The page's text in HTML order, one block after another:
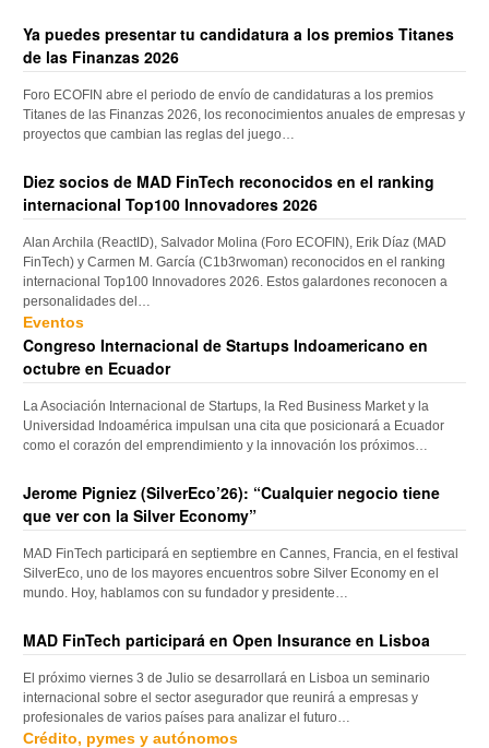
Ya puedes presentar tu candidatura a los premios Titanes
de las Finanzas 2026
Foro ECOFIN abre el periodo de envío de candidaturas a los premios
Titanes de las Finanzas 2026, los reconocimientos anuales de empresas y
proyectos que cambian las reglas del juego…
Diez socios de MAD FinTech reconocidos en el ranking
internacional Top100 Innovadores 2026
Alan Archila (ReactID), Salvador Molina (Foro ECOFIN), Erik Díaz (MAD
FinTech) y Carmen M. García (C1b3rwoman) reconocidos en el ranking
internacional Top100 Innovadores 2026. Estos galardones reconocen a
personalidades del…
Eventos
Congreso Internacional de Startups Indoamericano en
octubre en Ecuador
La Asociación Internacional de Startups, la Red Business Market y la
Universidad Indoamérica impulsan una cita que posicionará a Ecuador
como el corazón del emprendimiento y la innovación los próximos…
Jerome Pigniez (SilverEco’26): “Cualquier negocio tiene
que ver con la Silver Economy”
MAD FinTech participará en septiembre en Cannes, Francia, en el festival
SilverEco, uno de los mayores encuentros sobre Silver Economy en el
mundo. Hoy, hablamos con su fundador y presidente…
MAD FinTech participará en Open Insurance en Lisboa
El próximo viernes 3 de Julio se desarrollará en Lisboa un seminario
internacional sobre el sector asegurador que reunirá a empresas y
profesionales de varios países para analizar el futuro…
Crédito, pymes y autónomos